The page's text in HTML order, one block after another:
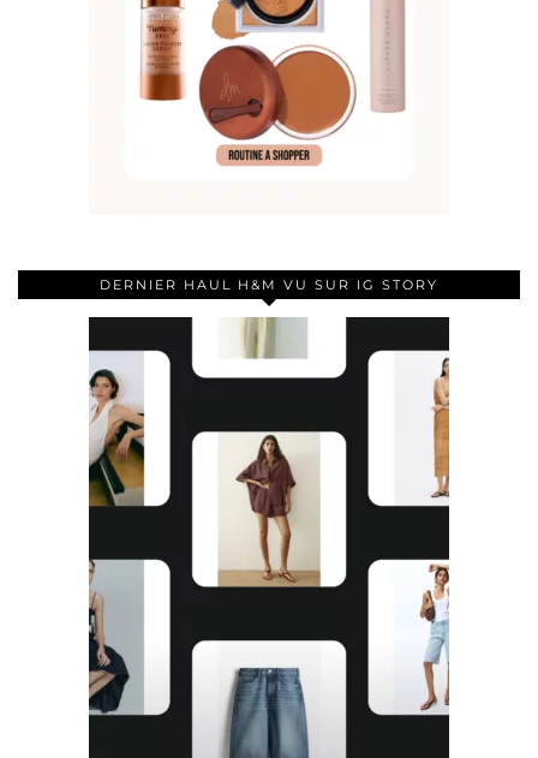
DERNIER HAUL H&M VU SUR IG STORY